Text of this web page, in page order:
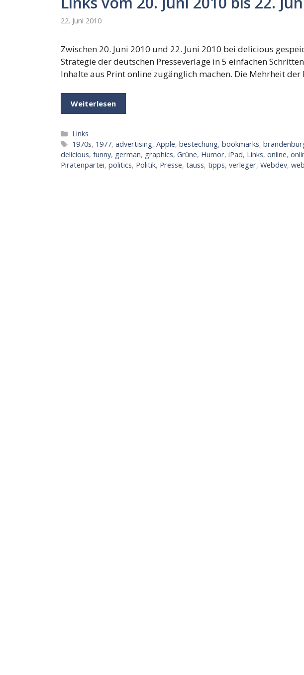
22. Juni 2010
Zwischen 20. Juni 2010 und 22. Juni 2010 bei delicious
Strategie der deutschen Presseverlage in 5 einfachen
Inhalte aus Print online zugänglich machen. Die Mehrheit
Weiterlesen
Kategorien
Links
Schlagwörter
1970s, 1977,advertising,Apple,bestechung,bookmarks,
delicious, funny, german, graphics, Grüne, Humor, iPad, Links, online,
Piratenpartei, politics, Politik, Presse, tauss, tipps, verleger, Webdev,